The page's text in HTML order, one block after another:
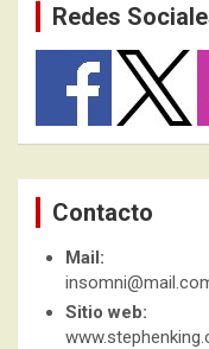
Redes
Contacto
Mail:
Sitio web: